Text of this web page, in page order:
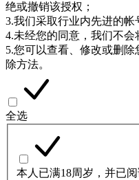
绝或撤销该授权；
3.我们采取行业内先进的帐
4.未经您的同意，我们不会
5.您可以查看、修改或删
除方法。
全选
本人已满18周岁，并已